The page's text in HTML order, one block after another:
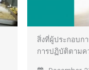
สิ่งที่ผู้ประกอบก
การปฏิบัติตามค